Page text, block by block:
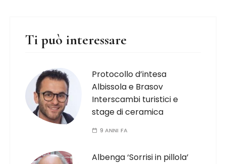
Ti può interessare
Protocollo d’intesa
Albissola e Brasov
Interscambi turistici e
stage di ceramica
9 ANNI FA
Albenga ‘Sorrisi in pillola’